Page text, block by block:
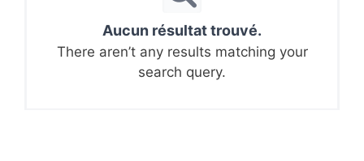
Aucun résultat trouvé.
There aren’t any results matching your
search query.